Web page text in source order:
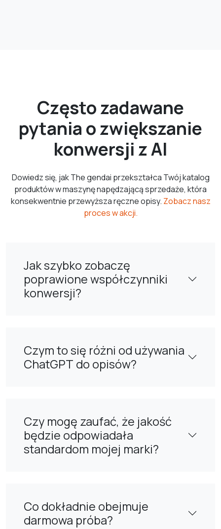
Często zadawane
pytania o zwiększanie
konwersji z AI
Dowiedz się, jak The gendai przekształca Twój katalog
produktów w maszynę napędzającą sprzedaże, która
konsekwentnie przewyższa ręczne opisy. Zobacz nasz
proces w akcji.
Jak szybko zobaczę
poprawione współczynniki
konwersji?
Czym to się różni od używania
ChatGPT do opisów?
Czy mogę zaufać, że jakość
będzie odpowiadała
standardom mojej marki?
Co dokładnie obejmuje
darmowa próba?